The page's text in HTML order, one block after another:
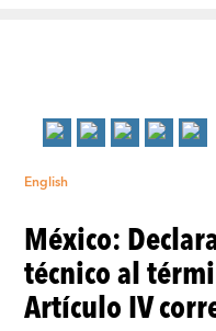
English
México:
técnico al
Artículo IV